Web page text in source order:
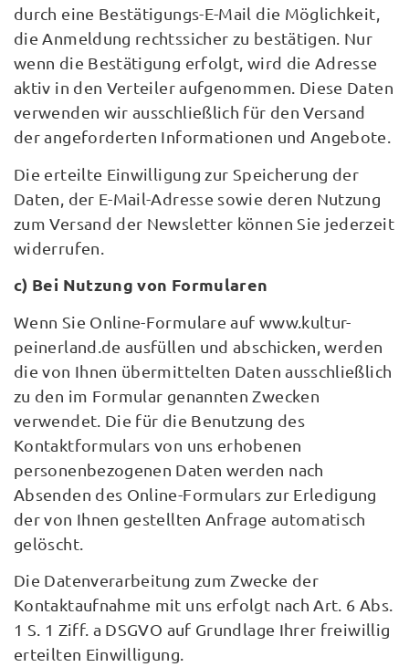
durch eine Bestätigungs-E-Mail die Möglichkeit,
die Anmeldung rechtssicher zu bestätigen. Nur
wenn die Bestätigung erfolgt, wird die Adresse
aktiv in den Verteiler aufgenommen. Diese Daten
verwenden wir ausschließlich für den Versand
der angeforderten Informationen und Angebote.
Die erteilte Einwilligung zur Speicherung der
Daten, der E-Mail-Adresse sowie deren Nutzung
zum Versand der Newsletter können Sie jederzeit
widerrufen.
c) Bei Nutzung von Formularen
Wenn Sie Online-Formulare auf www.kultur-
peinerland.de ausfüllen und abschicken, werden
die von Ihnen übermittelten Daten ausschließlich
zu den im Formular genannten Zwecken
verwendet. Die für die Benutzung des
Kontaktformulars von uns erhobenen
personenbezogenen Daten werden nach
Absenden des Online-Formulars zur Erledigung
der von Ihnen gestellten Anfrage automatisch
gelöscht.
Die Datenverarbeitung zum Zwecke der
Kontaktaufnahme mit uns erfolgt nach Art. 6 Abs.
1 S. 1 Ziff. a DSGVO auf Grundlage Ihrer freiwillig
erteilten Einwilligung.